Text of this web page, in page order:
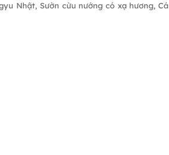
Nhật, Sườn cừu nướng có xạ hương, Cá